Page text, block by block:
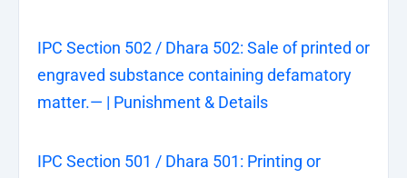
IPC Section 502 / Dhara 502: Sale of printed or
engraved substance containing defamatory
matter.— | Punishment & Details
IPC Section 501 / Dhara 501: Printing or